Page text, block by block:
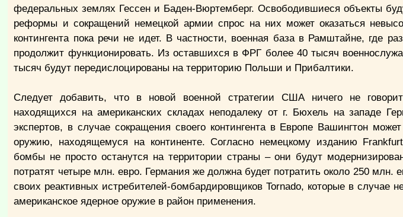
федеральных землях Гессен и Баден-Вюртемберг. Освободившиеся объекты
реформы и сокращений немецкой армии спрос на них может оказаться
контингента пока речи не идет. В частности, военная база в Рамштайне, где
продолжит функционировать. Из оставшихся в ФРГ более 40 тысяч
тысяч будут передислоцированы на территорию Польши и Прибалтики.
Следует добавить, что в новой военной стратегии США ничего не
находящихся на американских складах неподалеку от г. Бюхель на западе
экспертов, в случае сокращения своего контингента в Европе Вашингтон
оружию, находящемуся на континенте. Согласно немецкому изданию
бомбы не просто останутся на территории страны – они будут
потратят четыре млн. евро. Германия же должна будет потратить около 250 млн.
своих реактивных истребителей-бомбардировщиков Tornado, которые в случае
американское ядерное оружие в район применения.